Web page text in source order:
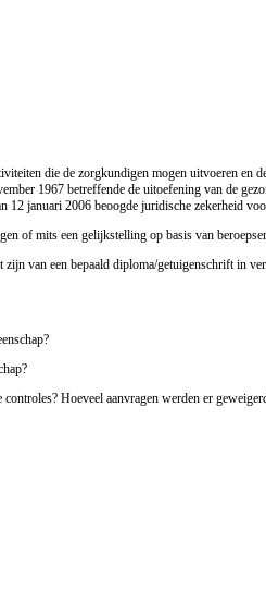
die de zorgkundigen mogen uitvoeren en
1967 betreffende de uitoefening van de
januari 2006 beoogde juridische zekerheid
of mits een gelijkstelling op basis van
van een bepaald diploma/getuigenschrift in
Hoeveel aanvragen werden er